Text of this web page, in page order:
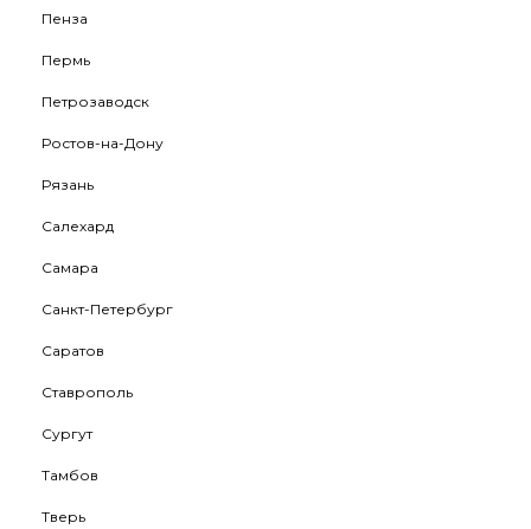
Пенза
Пермь
Петрозаводск
Ростов-на-Дону
Рязань
Салехард
Самара
Санкт-Петербург
Саратов
Ставрополь
Сургут
Тамбов
Тверь